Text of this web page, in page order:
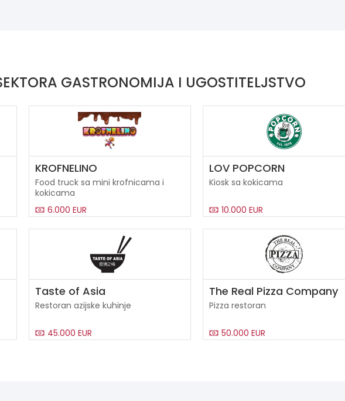
GASTRONOMIJA I UGOSTITELJSTVO
KROFNELINO
Food truck sa mini krofnicama i
kokicama
6.000 EUR
LOV POPCORN
Kiosk sa kokicama
10.000 EUR
Taste of Asia
Restoran azijske kuhinje
45.000 EUR
The Real Pizza Company
Pizza restoran
50.000 EUR